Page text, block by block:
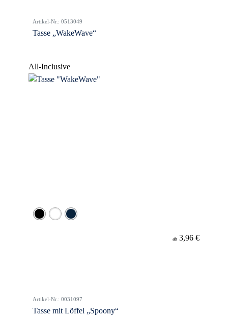
Artikel-Nr.: 0513049
Tasse „WakeWave“
All-Inclusive
ab 3,96 €
Artikel-Nr.: 0031097
Tasse mit Löffel „Spoony“